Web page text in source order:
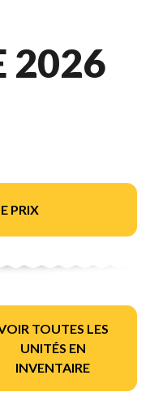
2026
PRIX
TOUTES LES
UNITÉS EN
INVENTAIRE